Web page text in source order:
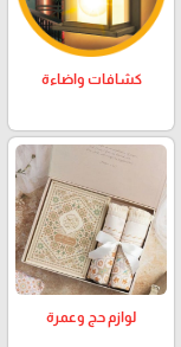
كشافات واضاءة
لوازم حج وعمرة